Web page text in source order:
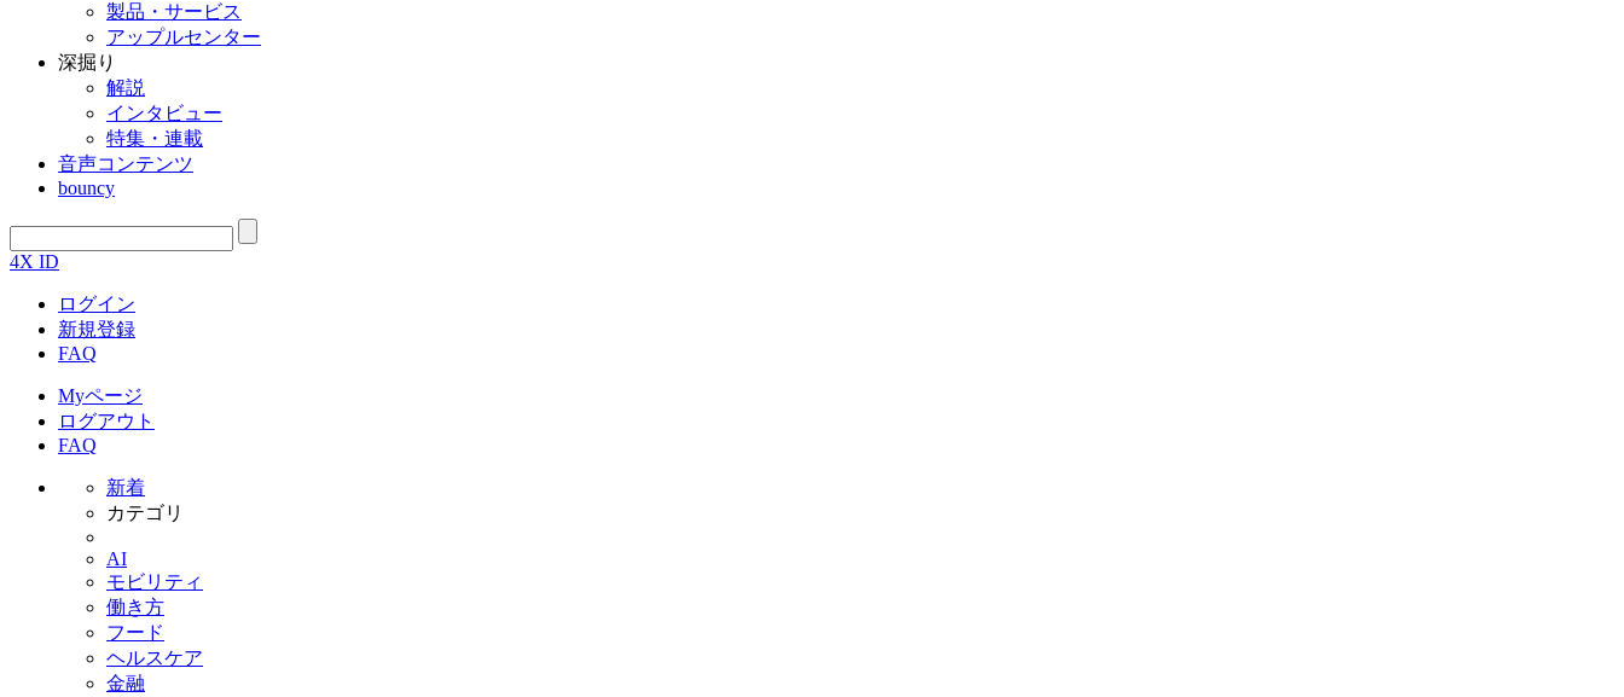
製品・サービス
アップルセンター
深掘り
解説
インタビュー
特集・連載
音声コンテンツ
bouncy
4X ID
ログイン
新規登録
FAQ
Myページ
ログアウト
FAQ
新着
カテゴリ
AI
モビリティ
働き方
フード
ヘルスケア
金融